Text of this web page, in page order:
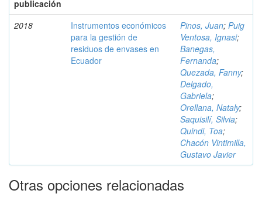
publicación
2018
Instrumentos económicos
para la gestión de
residuos de envases en
Ecuador
Pinos, Juan; Puig
Ventosa, Ignasi;
Banegas,
Fernanda;
Quezada, Fanny;
Delgado,
Gabriela;
Orellana, Nataly;
Saquisilí, Silvia;
Quindi, Toa;
Chacón Vintimilla,
Gustavo Javier
Otras opciones relacionadas